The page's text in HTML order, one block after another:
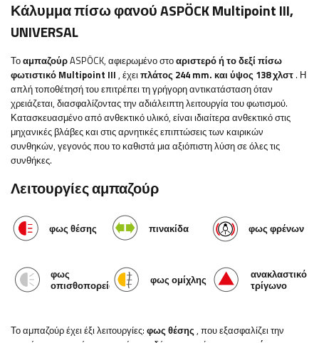
Κάλυμμα πίσω φανού ASPÖCK Multipoint III,
UNIVERSAL
ΤοαμπαζούρASPÖCK, αφιερωμένο στοαριστερό ή το δεξί πίσω
φωτιστικό Multipoint III , έχειπλάτος 244 mm. και ύψος 138 χλστ . Η
απλή τοποθέτησή του επιτρέπει τη γρήγορη αντικατάσταση όταν
χρειάζεται, διασφαλίζοντας την αδιάλειπτη λειτουργία του φωτισμού.
Κατασκευασμένο από ανθεκτικό υλικό, είναι ιδιαίτερα ανθεκτικό στις
μηχανικές βλάβες και στις αρνητικές επιπτώσεις των καιρικών
συνθηκών, γεγονός που το καθιστά μια αξιόπιστη λύση σε όλες τις
συνθήκες.
Λειτουργίες αμπαζούρ
φως θέσης πινακίδα φως φρένων
φως
οπισθοπορείας
φως ομίχλης
ανακλαστικό
τρίγωνο
Το αμπαζούρ έχει έξι λειτουργίες: φως θέσης, που εξασφαλίζει την